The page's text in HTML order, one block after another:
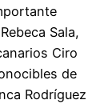
Sala,
Ciro
de
Rodríguez